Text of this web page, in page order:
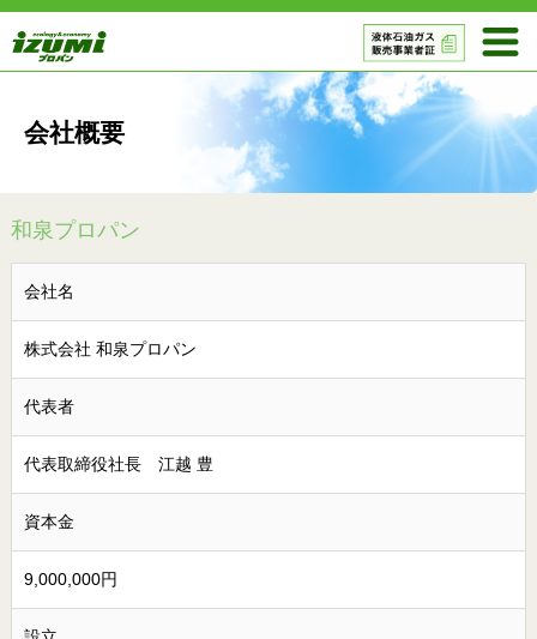
会社概要
和泉プロパン
会社名
株式会社 和泉プロパン
代表者
代表取締役社長 江越 豊
資本金
9,000,000円